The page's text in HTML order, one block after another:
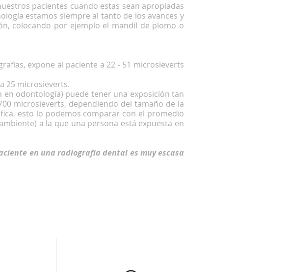
pacientes cuando estas sean apropiadas
estamos siempre al tanto de los avances y
colocando por ejemplo el mandil de plomo o
expone al paciente a 22 - 51 microsieverts
25 microsieverts.
en odontología) puede tener una exposición tan
microsieverts, dependiendo del tamaño de la
esto lo podemos comparar con el promedio
a la que una persona está expuesta en
en una radiografía dental es muy escasa